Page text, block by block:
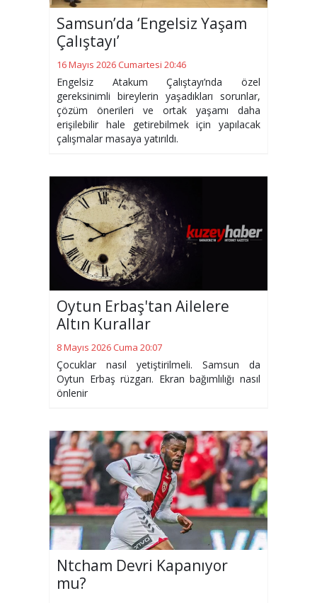
Samsun’da ‘Engelsiz Yaşam
Çalıştayı’
16 Mayıs 2026 Cumartesi 20:46
Engelsiz Atakum Çalıştayı’nda özel
gereksinimli bireylerin yaşadıkları sorunlar,
çözüm önerileri ve ortak yaşamı daha
erişilebilir hale getirebilmek için yapılacak
çalışmalar masaya yatırıldı.
Oytun Erbaş'tan Ailelere
Altın Kurallar
8 Mayıs 2026 Cuma 20:07
Çocuklar nasıl yetiştirilmeli. Samsun da
Oytun Erbaş rüzgarı. Ekran bağımlılığı nasıl
önlenir
Ntcham Devri Kapanıyor
mu?